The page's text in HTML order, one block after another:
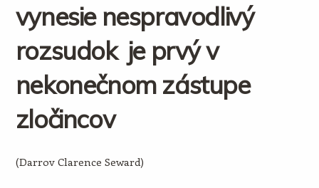
vynesie nespravodlivý
rozsudok je prvý v
nekonečnom zástupe
zločincov
(Darrov Clarence Seward)